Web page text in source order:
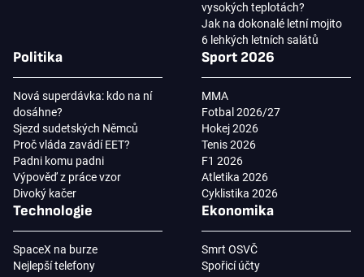
vysokých teplotách?
Jak na dokonalé letní mojito
6 lehkých letních salátů
Politika
Nová superdávka: kdo na ní
dosáhne?
Sjezd sudetských Němců
Proč vláda zavádí EET?
Padni komu padni
Výpověď z práce vzor
Divoký kačer
Sport 2026
MMA
Fotbal 2026/27
Hokej 2026
Tenis 2026
F1 2026
Atletika 2026
Cyklistika 2026
Technologie
SpaceX na burze
Nejlepší telefony
Ekonomika
Smrt OSVČ
Spořicí účty